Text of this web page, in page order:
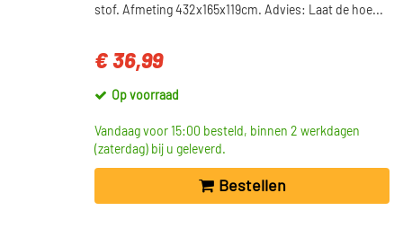
stof. Afmeting 432x165x119cm. Advies: Laat de hoe...
€ 36,99
Op voorraad
Vandaag voor 15:00 besteld, binnen 2 werkdagen
(zaterdag) bij u geleverd.
Bestellen